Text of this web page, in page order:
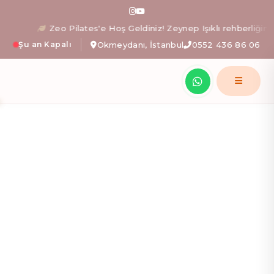
Zeo Pilates: İstanbul
Zeynep Işıklı yönetimindeki Zeo Pilates
Zeo Pilates'e Hoş Geldiniz! Zeynep Işıklı rehberliğinde
Şu an Kapalı Okmeydanı, İstanbul 0552 436 86 06